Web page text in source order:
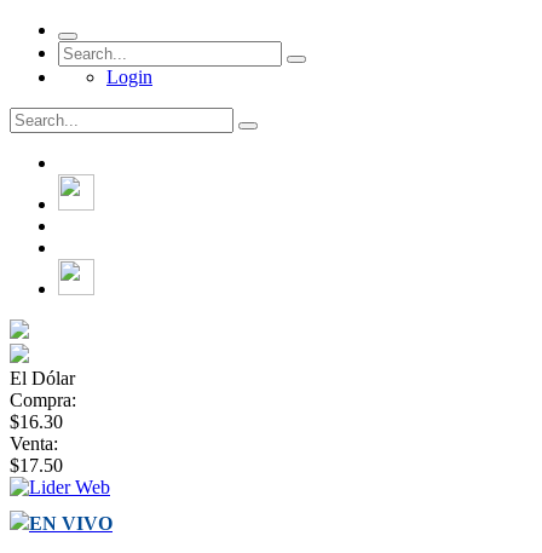
Login
El Dólar
Compra:
$16.30
Venta:
$17.50
EN VIVO